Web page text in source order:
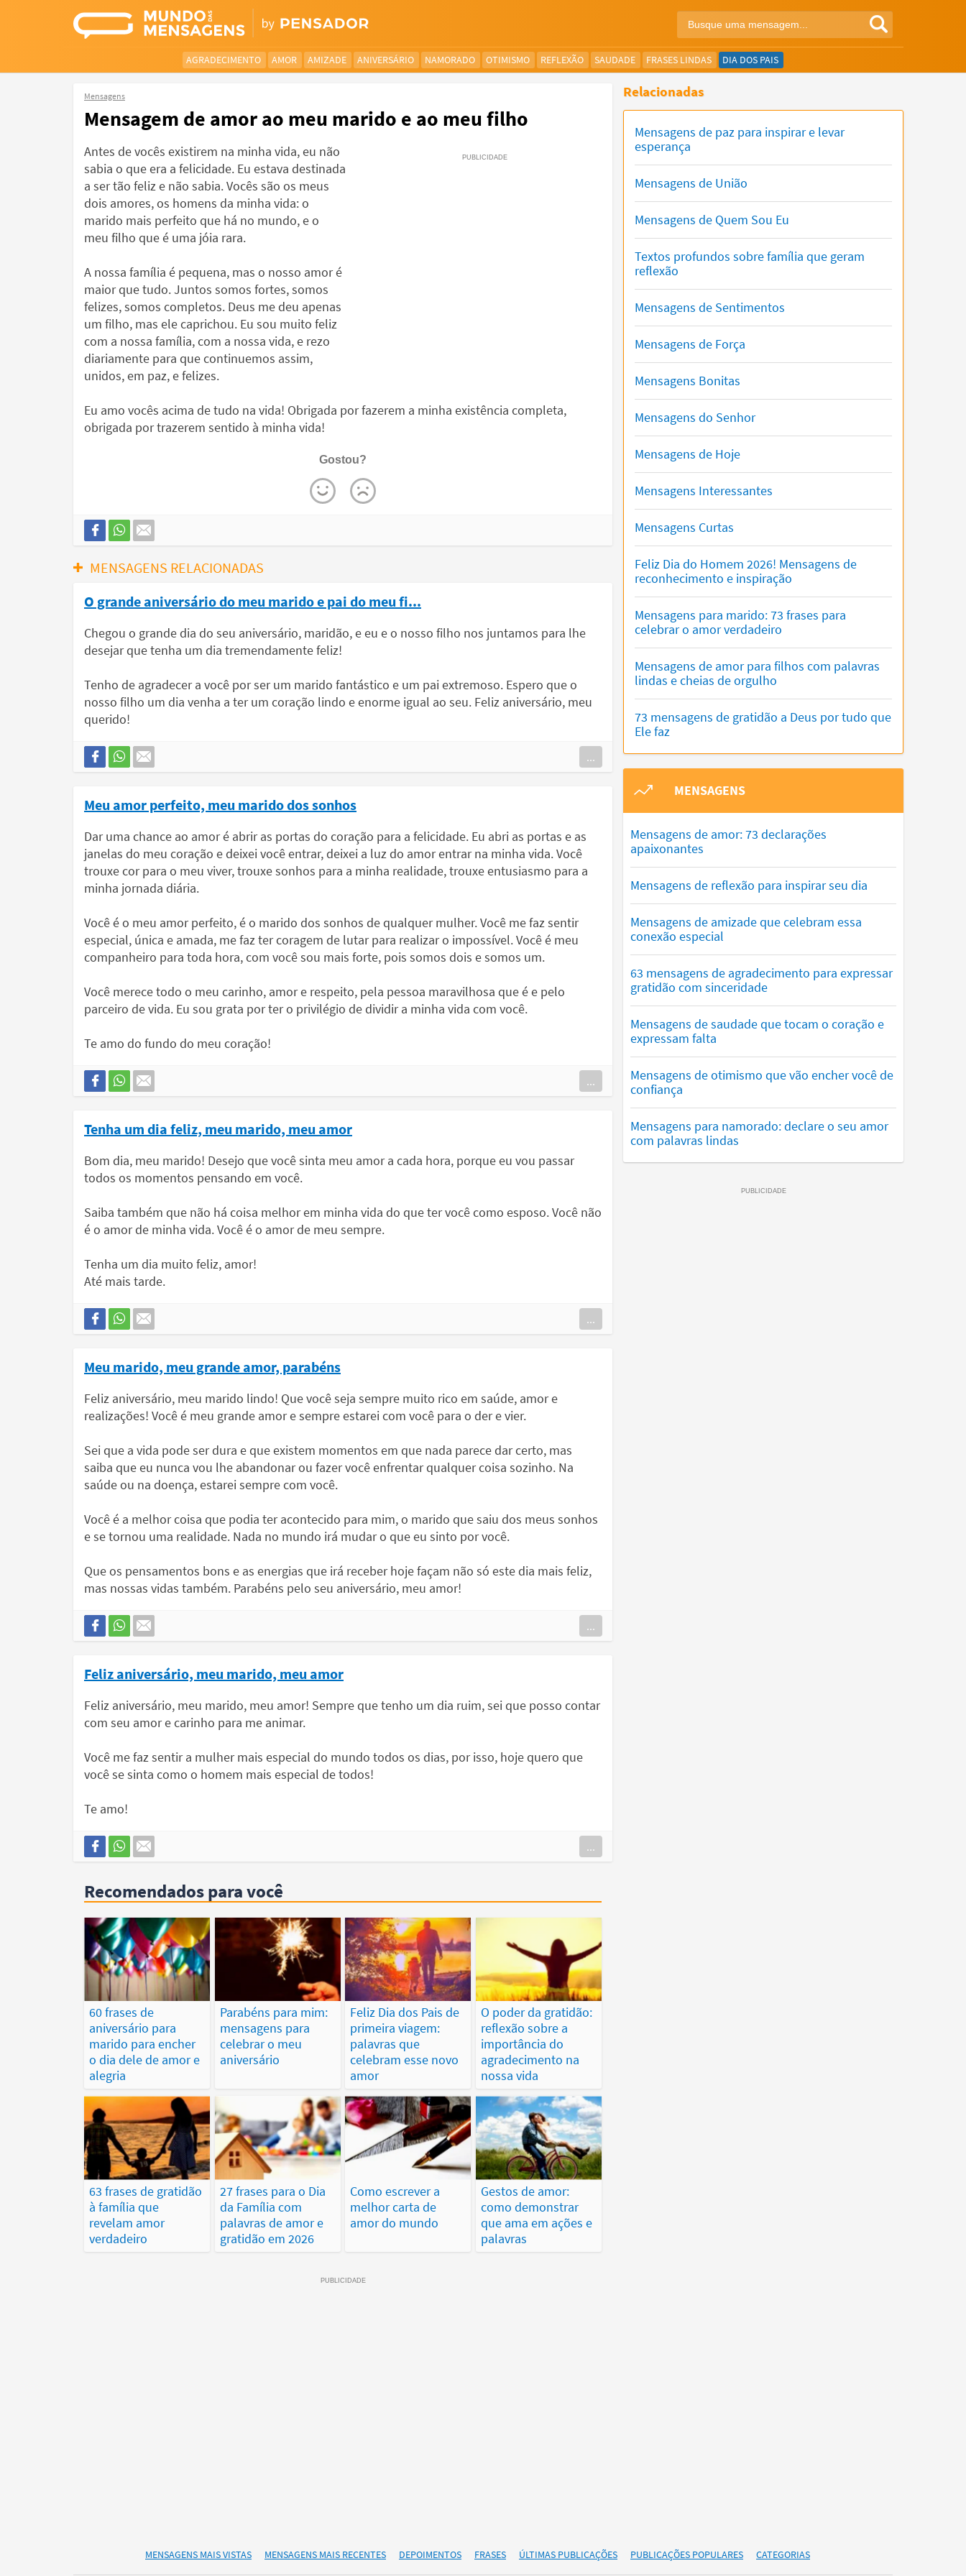
AGRADECIMENTO AMOR AMIZADE ANIVERSÁRIO NAMORADO OTIMISMO REFLEXÃO SAUDADE FRASES LINDAS DIA DOS PAIS
Mensagens
Mensagem de amor ao meu marido e ao meu filho
Antes de vocês existirem na minha vida, eu não
sabia o que era a felicidade. Eu estava destinada
a ser tão feliz e não sabia. Vocês são os meus
dois amores, os homens da minha vida: o
marido mais perfeito que há no mundo, e o
meu filho que é uma jóia rara.
A nossa família é pequena, mas o nosso amor é
maior que tudo. Juntos somos fortes, somos
felizes, somos completos. Deus me deu apenas
um filho, mas ele caprichou. Eu sou muito feliz
com a nossa família, com a nossa vida, e rezo
diariamente para que continuemos assim,
unidos, em paz, e felizes.
Eu amo vocês acima de tudo na vida! Obrigada por fazerem a minha existência completa,
obrigada por trazerem sentido à minha vida!
Gostou?
MENSAGENS RELACIONADAS
O grande aniversário do meu marido e pai do meu fi...
Chegou o grande dia do seu aniversário, maridão, e eu e o nosso filho nos juntamos para lhe
desejar que tenha um dia tremendamente feliz!
Tenho de agradecer a você por ser um marido fantástico e um pai extremoso. Espero que o
nosso filho um dia venha a ter um coração lindo e enorme igual ao seu. Feliz aniversário, meu
querido!
...
Meu amor perfeito, meu marido dos sonhos
Dar uma chance ao amor é abrir as portas do coração para a felicidade. Eu abri as portas e as
janelas do meu coração e deixei você entrar, deixei a luz do amor entrar na minha vida. Você
trouxe cor para o meu viver, trouxe sonhos para a minha realidade, trouxe entusiasmo para a
minha jornada diária.
Você é o meu amor perfeito, é o marido dos sonhos de qualquer mulher. Você me faz sentir
especial, única e amada, me faz ter coragem de lutar para realizar o impossível. Você é meu
companheiro para toda hora, com você sou mais forte, pois somos dois e somos um.
Você merece todo o meu carinho, amor e respeito, pela pessoa maravilhosa que é e pelo
parceiro de vida. Eu sou grata por ter o privilégio de dividir a minha vida com você.
Te amo do fundo do meu coração!
...
Tenha um dia feliz, meu marido, meu amor
Bom dia, meu marido! Desejo que você sinta meu amor a cada hora, porque eu vou passar
todos os momentos pensando em você.
Saiba também que não há coisa melhor em minha vida do que ter você como esposo. Você não
é o amor de minha vida. Você é o amor de meu sempre.
Tenha um dia muito feliz, amor!
Até mais tarde.
...
Meu marido, meu grande amor, parabéns
Feliz aniversário, meu marido lindo! Que você seja sempre muito rico em saúde, amor e
realizações! Você é meu grande amor e sempre estarei com você para o der e vier.
Sei que a vida pode ser dura e que existem momentos em que nada parece dar certo, mas
saiba que eu nunca vou lhe abandonar ou fazer você enfrentar qualquer coisa sozinho. Na
saúde ou na doença, estarei sempre com você.
Você é a melhor coisa que podia ter acontecido para mim, o marido que saiu dos meus sonhos
e se tornou uma realidade. Nada no mundo irá mudar o que eu sinto por você.
Que os pensamentos bons e as energias que irá receber hoje façam não só este dia mais feliz,
mas nossas vidas também. Parabéns pelo seu aniversário, meu amor!
...
Feliz aniversário, meu marido, meu amor
Feliz aniversário, meu marido, meu amor! Sempre que tenho um dia ruim, sei que posso contar
com seu amor e carinho para me animar.
Você me faz sentir a mulher mais especial do mundo todos os dias, por isso, hoje quero que
você se sinta como o homem mais especial de todos!
Te amo!
...
Recomendados para você
60 frases de
aniversário para
marido para encher
o dia dele de amor e
alegria
Parabéns para mim:
mensagens para
celebrar o meu
aniversário
Feliz Dia dos Pais de
primeira viagem:
palavras que
celebram esse novo
amor
O poder da gratidão:
reflexão sobre a
importância do
agradecimento na
nossa vida
63 frases de gratidão
à família que
revelam amor
verdadeiro
27 frases para o Dia
da Família com
palavras de amor e
gratidão em 2026
Como escrever a
melhor carta de
amor do mundo
Gestos de amor:
como demonstrar
que ama em ações e
palavras
Relacionadas
Mensagens de paz para inspirar e levar
esperança
Mensagens de União
Mensagens de Quem Sou Eu
Textos profundos sobre família que geram
reflexão
Mensagens de Sentimentos
Mensagens de Força
Mensagens Bonitas
Mensagens do Senhor
Mensagens de Hoje
Mensagens Interessantes
Mensagens Curtas
Feliz Dia do Homem 2026! Mensagens de
reconhecimento e inspiração
Mensagens para marido: 73 frases para
celebrar o amor verdadeiro
Mensagens de amor para filhos com palavras
lindas e cheias de orgulho
73 mensagens de gratidão a Deus por tudo que
Ele faz
MENSAGENS
Mensagens de amor: 73 declarações
apaixonantes
Mensagens de reflexão para inspirar seu dia
Mensagens de amizade que celebram essa
conexão especial
63 mensagens de agradecimento para expressar
gratidão com sinceridade
Mensagens de saudade que tocam o coração e
expressam falta
Mensagens de otimismo que vão encher você de
confiança
Mensagens para namorado: declare o seu amor
com palavras lindas
MENSAGENS MAIS VISTAS MENSAGENS MAIS RECENTES DEPOIMENTOS FRASES ÚLTIMAS PUBLICAÇÕES PUBLICAÇÕES POPULARES CATEGORIAS